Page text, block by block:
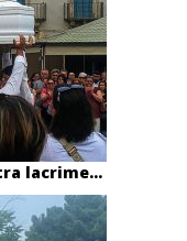
lacrime...